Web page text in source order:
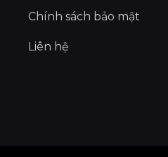
Chính sách bảo mật
Liên hệ